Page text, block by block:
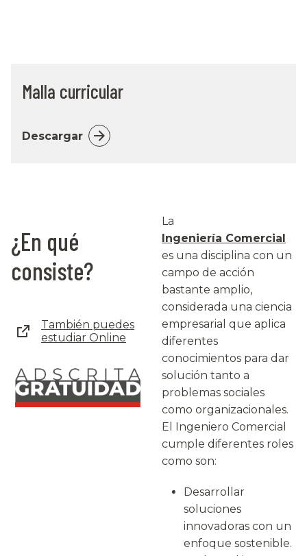
Malla curricular
Descargar
¿En qué
consiste?
También puedes
estudiar Online
La
Ingeniería Comercial
es una disciplina con un
campo de acción
bastante amplio,
considerada una ciencia
empresarial que aplica
diferentes
conocimientos para dar
solución tanto a
problemas sociales
como organizacionales.
El Ingeniero Comercial
cumple diferentes roles
como son:
Desarrollar
soluciones
innovadoras con un
enfoque sostenible.